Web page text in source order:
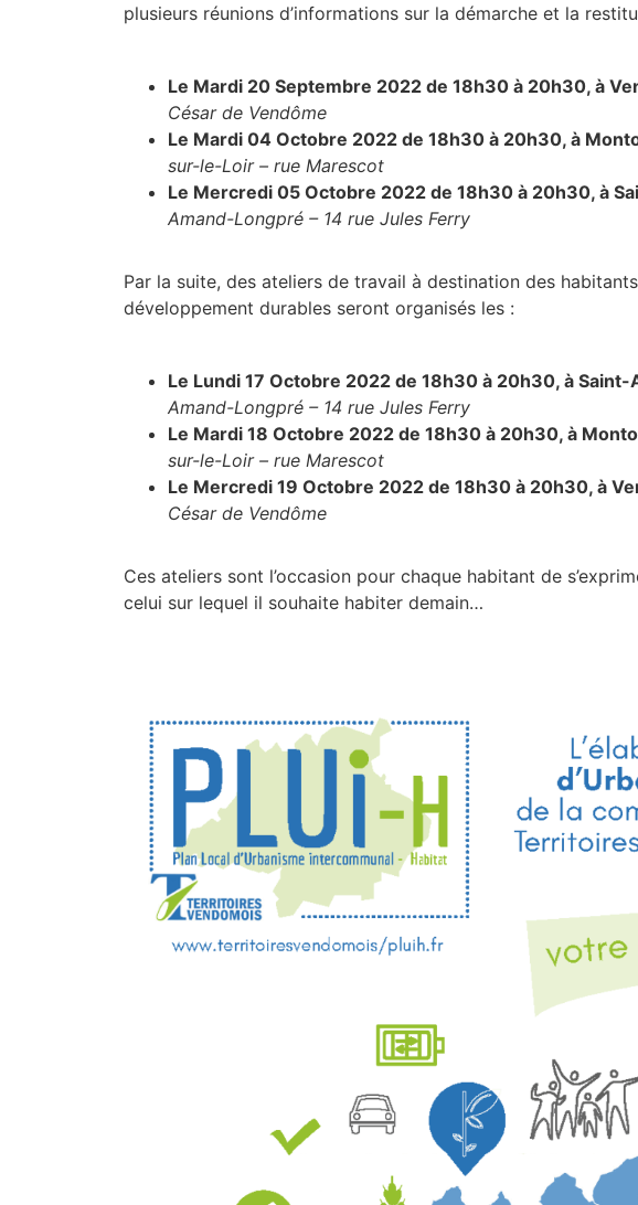
plusieurs réunions d’informations sur la démarche et la
Le Mardi 20 Septembre 2022 de 18h30 à 20h30, à
César de Vendôme
Le Mardi 04 Octobre 2022 de 18h30 à 20h30, à
sur-le-Loir – rue Marescot
Le Mercredi 05 Octobre 2022 de 18h30 à 20h30, à
Amand-Longpré – 14 rue Jules Ferry
Par la suite, des ateliers de travail à destination des
développement durables seront organisés les :
Le Lundi 17 Octobre 2022 de 18h30 à 20h30, à
Amand-Longpré – 14 rue Jules Ferry
Le Mardi 18 Octobre 2022 de 18h30 à 20h30, à
sur-le-Loir – rue Marescot
Le Mercredi 19 Octobre 2022 de 18h30 à 20h30, à
César de Vendôme
Ces ateliers sont l’occasion pour chaque habitant de
celui sur lequel il souhaite habiter demain…